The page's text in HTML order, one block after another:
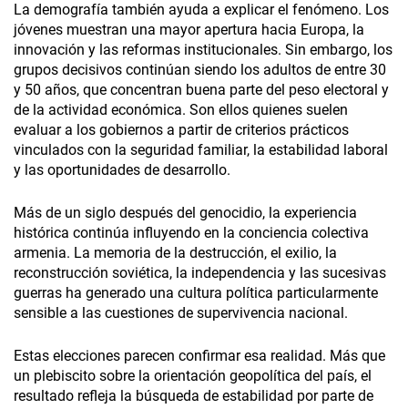
La demografía también ayuda a explicar el fenómeno. Los
jóvenes muestran una mayor apertura hacia Europa, la
innovación y las reformas institucionales. Sin embargo, los
grupos decisivos continúan siendo los adultos de entre 30
y 50 años, que concentran buena parte del peso electoral y
de la actividad económica. Son ellos quienes suelen
evaluar a los gobiernos a partir de criterios prácticos
vinculados con la seguridad familiar, la estabilidad laboral
y las oportunidades de desarrollo.
Más de un siglo después del genocidio, la experiencia
histórica continúa influyendo en la conciencia colectiva
armenia. La memoria de la destrucción, el exilio, la
reconstrucción soviética, la independencia y las sucesivas
guerras ha generado una cultura política particularmente
sensible a las cuestiones de supervivencia nacional.
Estas elecciones parecen confirmar esa realidad. Más que
un plebiscito sobre la orientación geopolítica del país, el
resultado refleja la búsqueda de estabilidad por parte de